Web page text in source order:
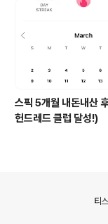
스픽 5개월 내돈내산
헌드레드 클럽 달성!)
티